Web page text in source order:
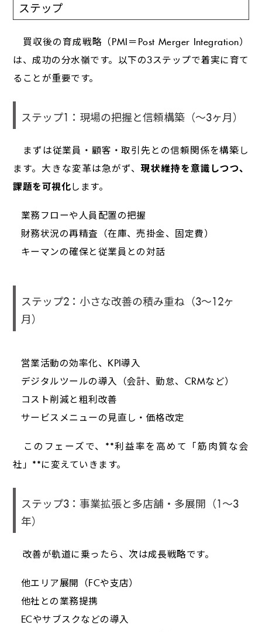
ステップ
買収後の育成戦略（PMI＝Post Merger Integration）
は、成功の分水嶺です。以下の3ステップで着実に育て
ることが重要です。
ステップ1：現場の把握と信頼構築（～3ヶ月）
まずは従業員・顧客・取引先との信頼関係を構築し
ます。大きな変革は急がず、 現状維持を意識しつつ、
課題を可視化 します。
業務フローや人員配置の把握
財務状況の再精査（在庫、売掛金、固定費）
キーマンの確保と従業員との対話
ステップ2：小さな改善の積み重ね（3～12ヶ
月）
営業活動の効率化、KPI導入
デジタルツールの導入（会計、勤怠、CRMなど）
コスト削減と粗利改善
サービスメニューの見直し・価格改定
このフェーズで、**利益率を高めて「筋肉質な会
社」**に変えていきます。
ステップ3：事業拡張と多店舗・多展開（1～3
年）
改善が軌道に乗ったら、次は成長戦略です。
他エリア展開（FCや支店）
他社との業務提携
ECやサブスクなどの導入